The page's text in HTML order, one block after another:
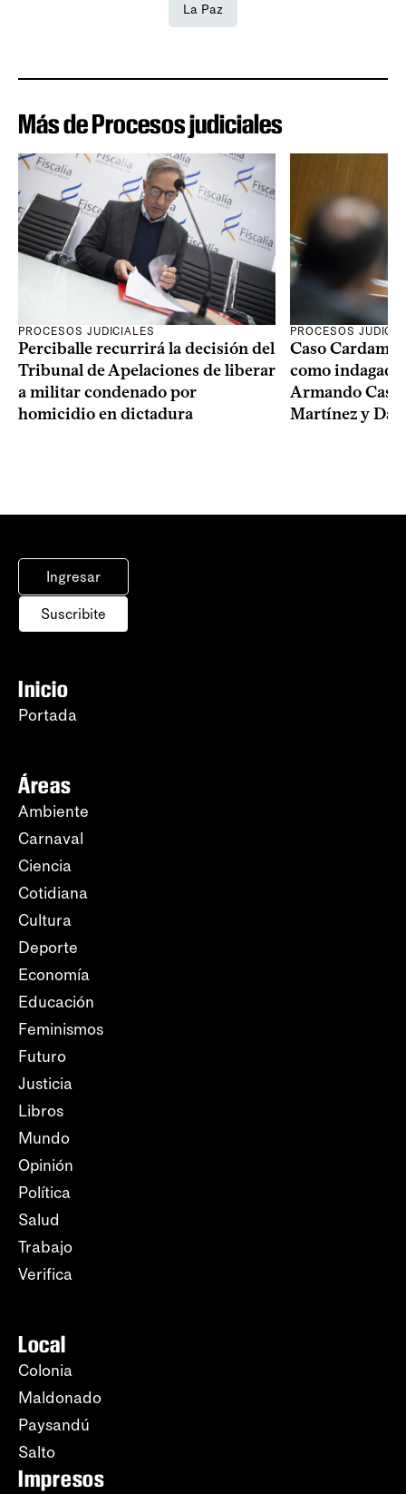
La Paz
Más de Procesos judiciales
PROCESOS JUDICIALES
Perciballe recurrirá la decisión del
Tribunal de Apelaciones de liberar
a militar condenado por
homicidio en dictadura
PROCESOS
Caso
como
Armando
Martínez y
Ingresar
Suscribite
Inicio
Portada
Áreas
Ambiente
Carnaval
Ciencia
Cotidiana
Cultura
Deporte
Economía
Educación
Feminismos
Futuro
Justicia
Libros
Mundo
Opinión
Política
Salud
Trabajo
Verifica
Local
Colonia
Maldonado
Paysandú
Salto
Impresos